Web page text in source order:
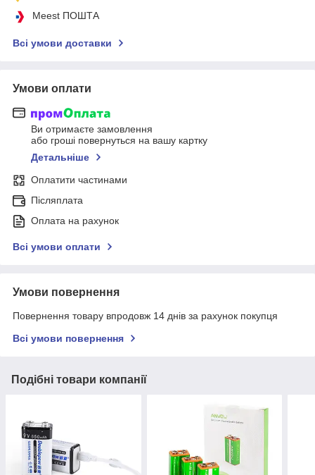
Meest ПОШТА
Всі умови доставки
Умови оплати
Ви отримаєте замовлення
або гроші повернуться на вашу картку
Детальніше
Оплатити частинами
Післяплата
Оплата на рахунок
Всі умови оплати
Умови повернення
Повернення товару впродовж 14 днів за рахунок покупця
Всі умови повернення
Подібні товари компанії